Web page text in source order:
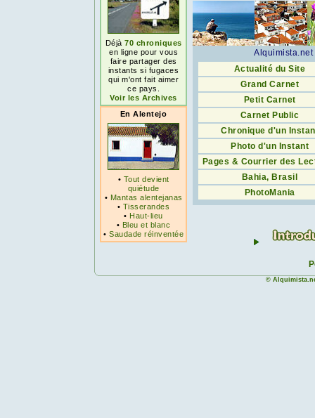
Déjà 70 chroniques
en ligne pour vous
faire partager des
instants si fugaces
qui m'ont fait aimer
ce pays.
Voir les Archives
En Alentejo
• Tout devient
quiétude
• Mantas alentejanas
• Tisserandes
• Haut-lieu
• Bleu et blanc
• Saudade réinventée
Allez à
Actualité du Site
Grand Carnet
Petit Carnet
Carnet Public
Chronique d'un
Photo d'un Instant
Pages & Courrier des
Bahia, Brasil
PhotoMania
©